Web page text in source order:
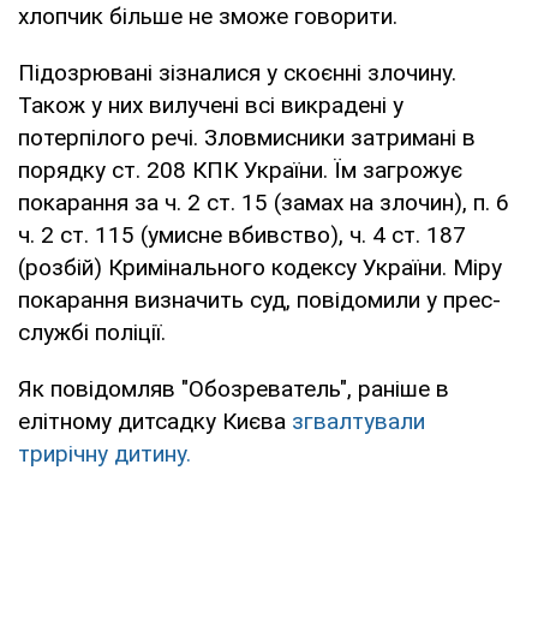
хлопчик більше не зможе говорити.
Підозрювані зізналися у скоєнні злочину.
Також у них вилучені всі викрадені у
потерпілого речі. Зловмисники затримані в
порядку ст. 208 КПК України. Їм загрожує
покарання за ч. 2 ст. 15 (замах на злочин), п. 6
ч. 2 ст. 115 (умисне вбивство), ч. 4 ст. 187
(розбій) Кримінального кодексу України. Міру
покарання визначить суд, повідомили у прес-
службі поліції.
Як повідомляв "Обозреватель", раніше в
елітному дитсадку Києва згвалтували
трирічну дитину.